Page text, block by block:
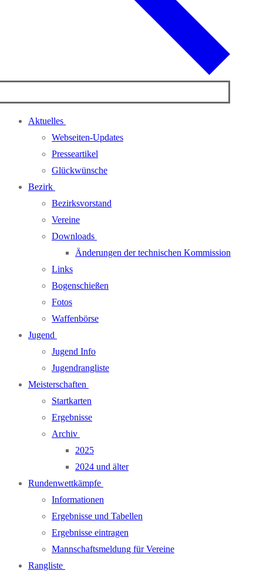
Aktuelles
Webseiten-Updates
Presseartikel
Glückwünsche
Bezirk
Bezirksvorstand
Vereine
Downloads
Änderungen der technischen Kommission
Links
Bogenschießen
Fotos
Waffenbörse
Jugend
Jugend Info
Jugendrangliste
Meisterschaften
Startkarten
Ergebnisse
Archiv
2025
2024 und älter
Rundenwettkämpfe
Informationen
Ergebnisse und Tabellen
Ergebnisse eintragen
Mannschaftsmeldung für Vereine
Rangliste